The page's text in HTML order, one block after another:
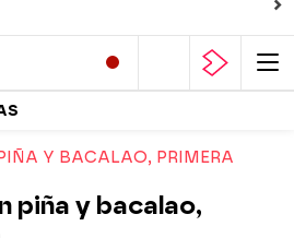
Y BACALAO, PRIMERA
piña y bacalao,